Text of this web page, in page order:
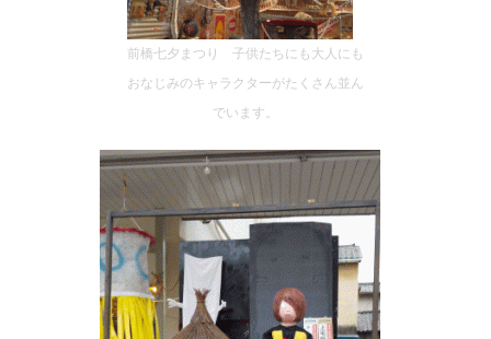
前橋七夕まつり 子供たちにも大人にも
おなじみのキャラクターがたくさん並ん
でいます。